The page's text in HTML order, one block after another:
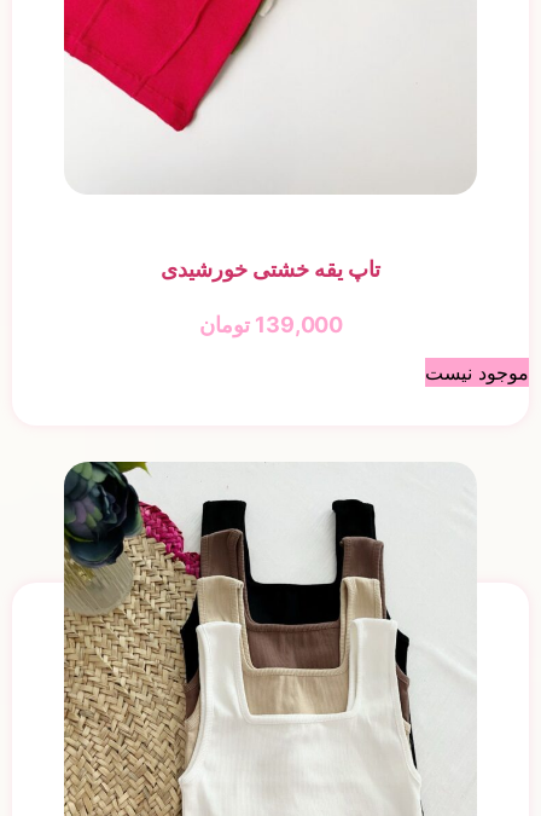
تاپ یقه خشتی خورشیدی
139,000 تومان
موجود نیست